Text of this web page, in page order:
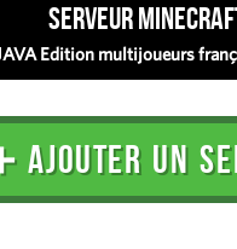
Serveur
Edition multijoueurs
AJOUTER UN